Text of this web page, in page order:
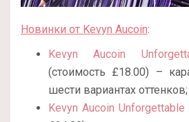
Новинки от Kevyn Aucoin:
Kevyn Aucoin
(стоимость £18.00) –
шести вариантах оттенков;
Kevyn Aucoin